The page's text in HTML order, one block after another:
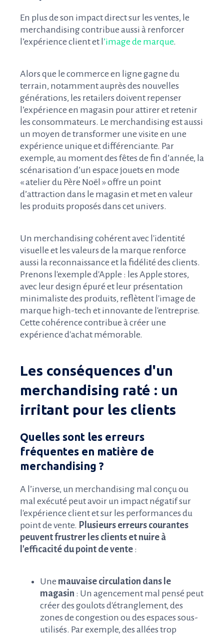
En plus de son impact direct sur les ventes, le
merchandising contribue aussi à renforcer
l’expérience client et l ’image de marque.
Alors que le commerce en ligne gagne du
terrain, notamment auprès des nouvelles
générations, les retailers doivent repenser
l’expérience en magasin pour attirer et retenir
les consommateurs. Le merchandising est aussi
un moyen de transformer une visite en une
expérience unique et différenciante. Par
exemple, au moment des fêtes de fin d’année, la
scénarisation d’un espace jouets en mode
« atelier du Père Noël » offre un point
d’attraction dans le magasin et met en valeur
les produits proposés dans cet univers.
Un merchandising cohérent avec l'identité
visuelle et les valeurs de la marque renforce
aussi la reconnaissance et la fidélité des clients.
Prenons l'exemple d'Apple : les Apple stores,
avec leur design épuré et leur présentation
minimaliste des produits, reflètent l'image de
marque high-tech et innovante de l'entreprise.
Cette cohérence contribue à créer une
expérience d'achat mémorable.
Les conséquences d'un
merchandising raté : un
irritant pour les clients
Quelles sont les erreurs
fréquentes en matière de
merchandising ?
A l’inverse, un merchandising mal conçu ou
mal exécuté peut avoir un impact négatif sur
l'expérience client et sur les performances du
point de vente. Plusieurs erreurs courantes
peuvent frustrer les clients et nuire à
l'efficacité du point de vente :
Une mauvaise circulation dans le
magasin : Un agencement mal pensé peut
créer des goulots d'étranglement, des
zones de congestion ou des espaces sous-
utilisés. Par exemple, des allées trop